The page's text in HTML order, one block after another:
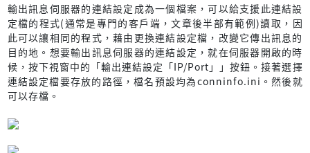
輸出訊息伺服器的連結設定成為一個檔案，可以給支援此連結設
定檔的程式(通常是專門的客戶端，文章後半部有範例)讀取，因
此可以讓相同的程式，藉由更換連結設定檔，改變它傳出訊息的
目的地。想要輸出訊息伺服器的連結設定，就在伺服器開啟的時
候，按下視窗中的「輸出連結設定「IP/Port」」按鈕。接著選擇
連結設定檔要存放的路徑，檔名預設均為conninfo.ini。然後就
可以存檔。